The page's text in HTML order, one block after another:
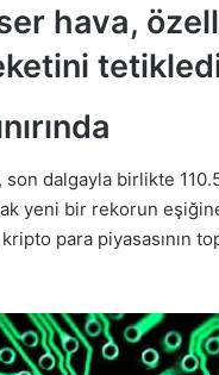
hava,
dalgayla birlikte
yeni bir rekorun
para piyasasının